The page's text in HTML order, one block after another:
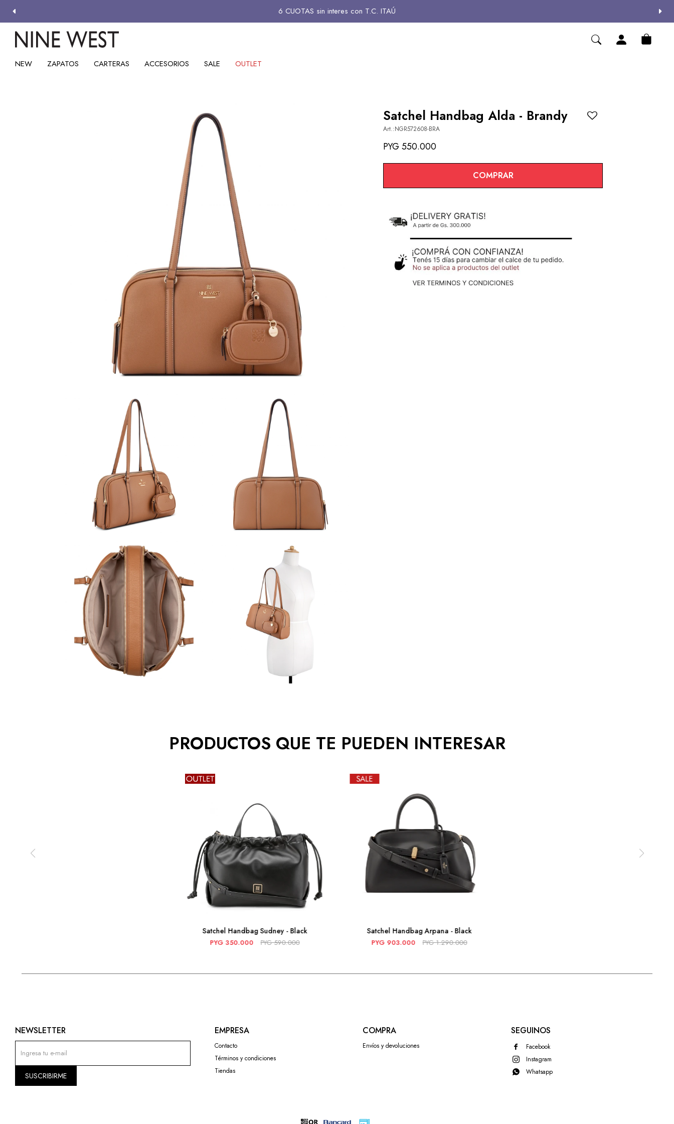
6 CUOTAS sin interes con T.C. ITAÚ
NEW ZAPATOS CARTERAS ACCESORIOS SALE OUTLET
Satchel Handbag Alda - Brandy
NGR572608-BRA
PYG 550.000
COMPRAR
PRODUCTOS QUE TE PUEDEN INTERESAR
Satchel Handbag Sudney - Black
PYG 350.000 PYG 590.000
Satchel Handbag Arpana - Black
PYG 903.000 PYG 1.290.000
EMPRESA
Contacto
Términos y condiciones
Tiendas
COMPRA
Envíos y devoluciones
SEGUINOS
Facebook
Instagram
Whatsapp
NEWSLETTER
SUSCRIBIRME